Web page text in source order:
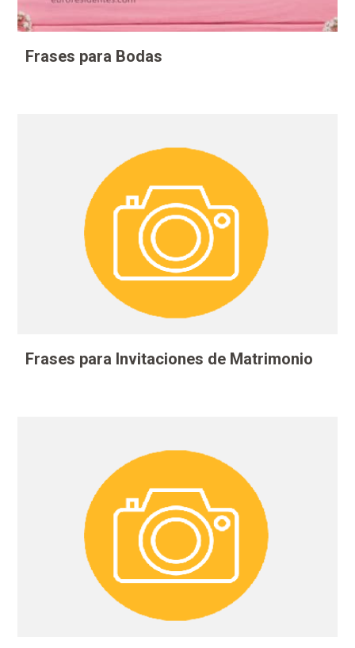
Frases para Bodas
Frases para Invitaciones de Matrimonio